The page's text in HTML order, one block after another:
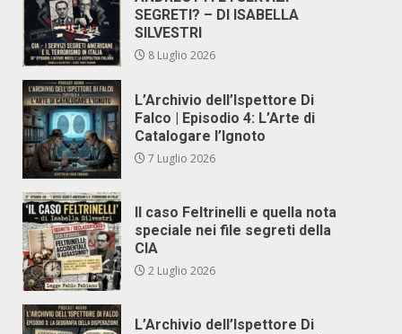
SEGRETI? – DI ISABELLA
SILVESTRI
8 Luglio 2026
L’Archivio dell’Ispettore Di
Falco | Episodio 4: L’Arte di
Catalogare l’Ignoto
7 Luglio 2026
Il caso Feltrinelli e quella nota
speciale nei file segreti della
CIA
2 Luglio 2026
L’Archivio dell’Ispettore Di